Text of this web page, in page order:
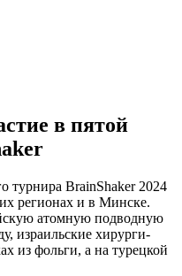
в пятой
турнира BrainShaker 2024
регионах и в Минске.
атомную подводную
израильские хирурги-
из фольги, а на турецкой